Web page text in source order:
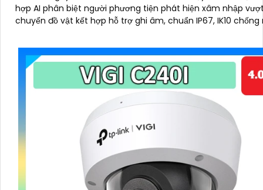
hợp AI phân biệt người phương tiện phát hiện xâm nhập
chuyển đồ vật kết hợp hỗ trợ ghi âm, chuẩn IP67, IK10